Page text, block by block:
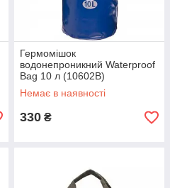
Гермомішок
водонепроникний Waterproof
Bag 10 л (10602B)
Немає в наявності
330 ₴